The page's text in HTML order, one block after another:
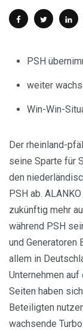
PSH
weiter
Win-Win-
Der rheinland-
seine Sparte für
den
PSH ab.
zukünftig mehr
während PSH
und Generatoren
allem in
Unternehmen
Seiten haben
Beteiligten
wachsende